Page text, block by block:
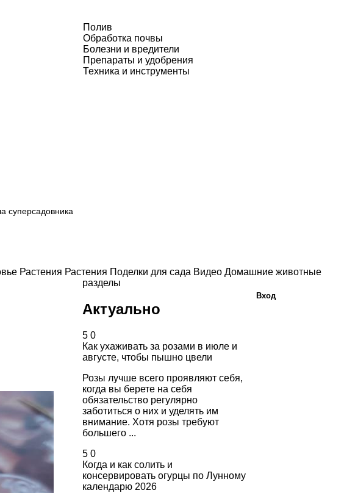
Полив
Обработка почвы
Болезни и вредители
Препараты и удобрения
Техника и инструменты
суперсадовника
Растения Растения Поделки для сада Видео Домашние животные
разделы
Актуально
5 0
Как ухаживать за розами в июле и
августе, чтобы пышно цвели
Розы лучше всего проявляют себя,
когда вы берете на себя
обязательство регулярно
заботиться о них и уделять им
внимание. Хотя розы требуют
большего ...
5 0
Когда и как солить и
консервировать огурцы по Лунному
календарю 2026
Вход